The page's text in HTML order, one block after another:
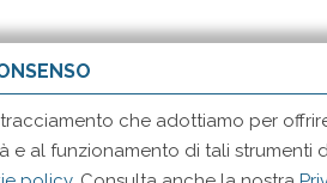
che adottiamo per
al funzionamento di tali strumenti